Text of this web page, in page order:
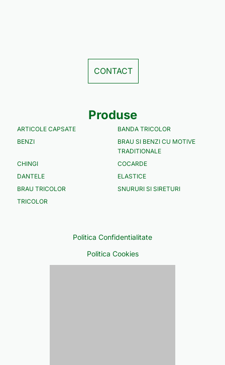
CONTACT
Produse
ARTICOLE CAPSATE
BANDA TRICOLOR
BENZI
BRAU SI BENZI CU MOTIVE
TRADITIONALE
CHINGI
COCARDE
DANTELE
ELASTICE
BRAU TRICOLOR
SNURURI SI SIRETURI
TRICOLOR
Politica Confidentialitate
Politica Cookies